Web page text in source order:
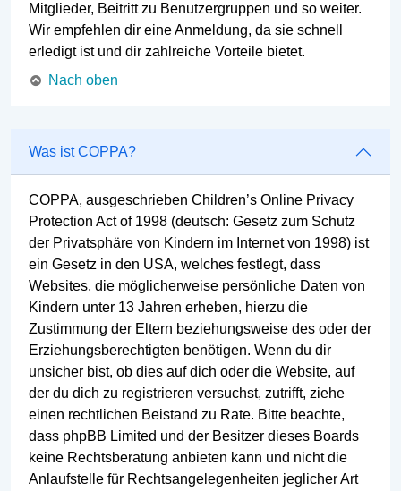
Mitglieder, Beitritt zu Benutzergruppen und so weiter.
Wir empfehlen dir eine Anmeldung, da sie schnell
erledigt ist und dir zahlreiche Vorteile bietet.
Nach oben
Was ist COPPA?
COPPA, ausgeschrieben Children’s Online Privacy
Protection Act of 1998 (deutsch: Gesetz zum Schutz
der Privatsphäre von Kindern im Internet von 1998) ist
ein Gesetz in den USA, welches festlegt, dass
Websites, die möglicherweise persönliche Daten von
Kindern unter 13 Jahren erheben, hierzu die
Zustimmung der Eltern beziehungsweise des oder der
Erziehungsberechtigten benötigen. Wenn du dir
unsicher bist, ob dies auf dich oder die Website, auf
der du dich zu registrieren versuchst, zutrifft, ziehe
einen rechtlichen Beistand zu Rate. Bitte beachte,
dass phpBB Limited und der Besitzer dieses Boards
keine Rechtsberatung anbieten kann und nicht die
Anlaufstelle für Rechtsangelegenheiten jeglicher Art